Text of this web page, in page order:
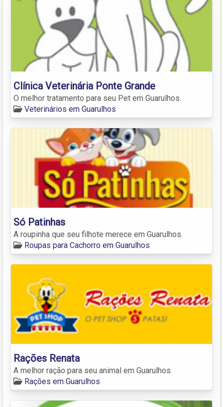
Clínica Veterinária Ponte Grande
O melhor tratamento para seu Pet em Guarulhos.
Veterinários em Guarulhos
Só Patinhas
A roupinha que seu filhote merece em Guarulhos.
Roupas para Cachorro em Guarulhos
Rações Renata
A melhor ração para seu animal em Guarulhos.
Rações em Guarulhos